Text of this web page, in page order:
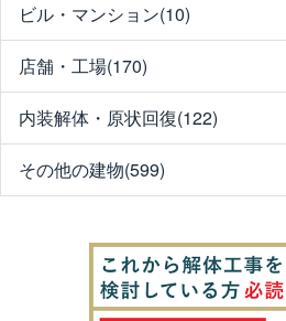
ビル・マンション(10)
店舗・工場(170)
内装解体・原状回復(122)
その他の建物(599)